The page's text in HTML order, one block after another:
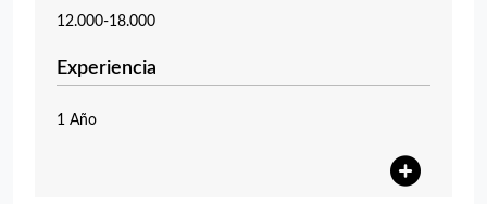
12.000-18.000
Experiencia
1 Año